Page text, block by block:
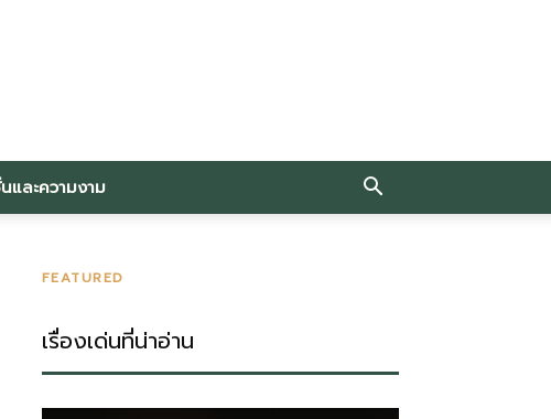
และความงาม
FEATURED
เรื่องเด่นที่น่าอ่าน